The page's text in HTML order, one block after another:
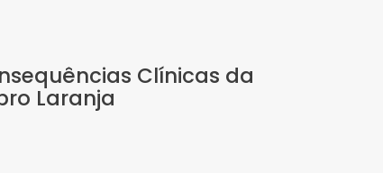
Clínicas da
Laranja